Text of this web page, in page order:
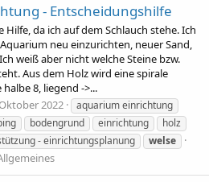
- Entscheidungshilfe
da ich auf dem Schlauch stehe. Ich
neu einzurichten, neuer Sand,
weiß aber nicht welche Steine bzw.
Aus dem Holz wird eine spirale
8, liegend ->...
2022
aquarium einrichtung
bodengrund einrichtung
holz
- einrichtungsplanung welse